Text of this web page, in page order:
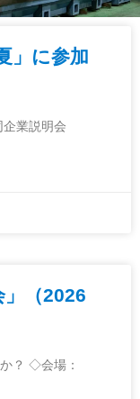
」に参加
業説明会
」（2026
？ ◇会場：